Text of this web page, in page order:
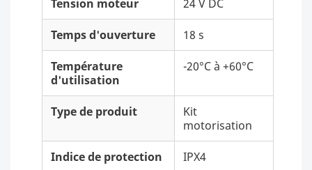
Tension moteur 24 V DC
Temps d'ouverture 18 s
Température
d'utilisation
-20°C à +60°C
Type de produit
Kit
motorisation
Indice de protection IPX4